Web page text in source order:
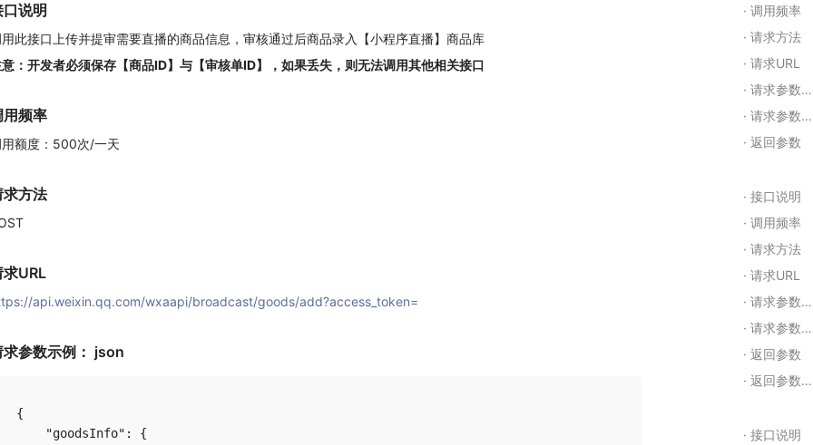
口说明
此接口上传并提审需要直播的商品信息，审核通过后商品录入【小程序直播】商品库
：开发者必须保存【商品ID】与【审核单ID】，如果丢失，则无法调用其他相关接口
用频率
额度：500次/一天
求方法
求URL
api.weixin.qq.com/wxaapi/broadcast/goods/add?access_token=
求参数示例： json
{
    "goodsInfo": {
调用频率
请求方法
请求URL
请求参数示例： json
请求参数含义
返回参数
接口说明
调用频率
请求方法
请求URL
请求参数示例： json
请求参数含义
返回参数
返回参数含义
接口说明